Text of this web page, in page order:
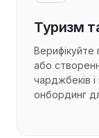
Туризм
Верифікуйте
або
чарджбеків
онбординг